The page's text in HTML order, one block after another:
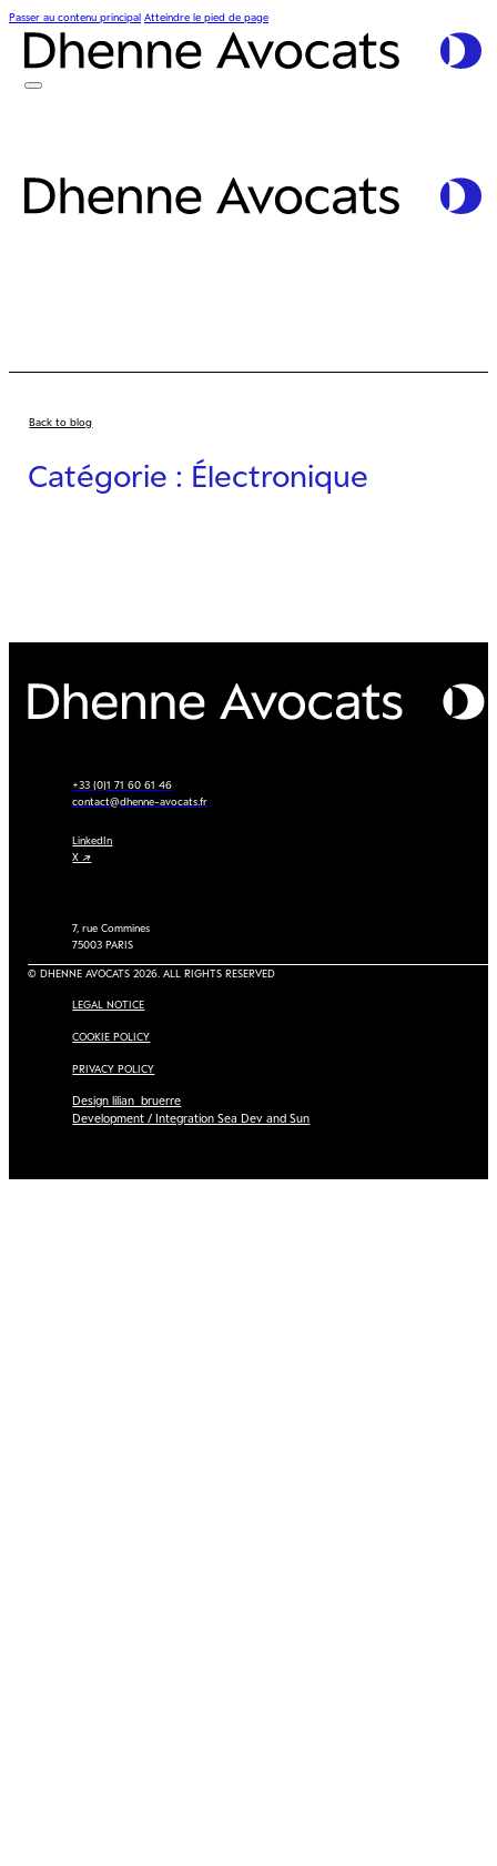
Passer au contenu principal Atteindre le pied de page
Back to blog
Catégorie : Électronique
+33 (0)1 71 60 61 46
contact@dhenne-avocats.fr
LinkedIn
X ↗
7, rue Commines
75003 PARIS
© DHENNE AVOCATS 2026. ALL RIGHTS RESERVED
LEGAL NOTICE
COOKIE POLICY
PRIVACY POLICY
Design lilian_bruerre
Development / Integration Sea Dev and Sun